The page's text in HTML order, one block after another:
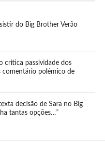
do Big Brother Verão
critica passividade dos
comentário polémico de
decisão de Sara no Big
tantas opções…”